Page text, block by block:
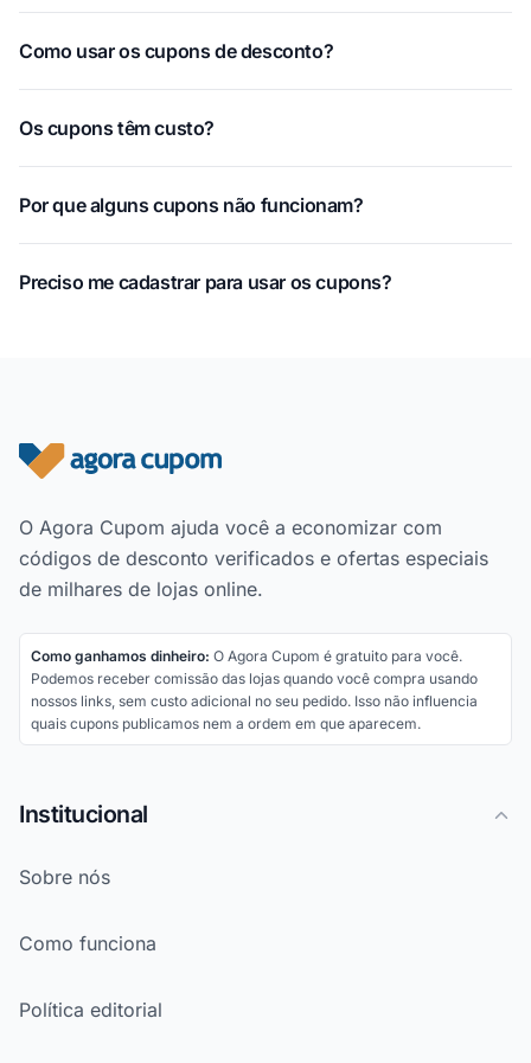
Como usar os cupons de desconto?
Os cupons têm custo?
Por que alguns cupons não funcionam?
Preciso me cadastrar para usar os cupons?
Rodapé do site
O Agora Cupom ajuda você a economizar com
códigos de desconto verificados e ofertas especiais
de milhares de lojas online.
Como ganhamos dinheiro: O Agora Cupom é gratuito para você.
Podemos receber comissão das lojas quando você compra usando
nossos links, sem custo adicional no seu pedido. Isso não influencia
quais cupons publicamos nem a ordem em que aparecem.
Institucional
Sobre nós
Como funciona
Política editorial